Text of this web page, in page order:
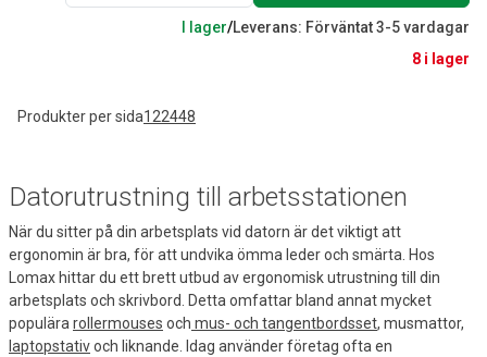
I lager/Leverans: Förväntat 3-5 vardagar
8 i lager
Produkter per sida122448
Datorutrustning till arbetsstationen
När du sitter på din arbetsplats vid datorn är det viktigt att
ergonomin är bra, för att undvika ömma leder och smärta. Hos
Lomax hittar du ett brett utbud av ergonomisk utrustning till din
arbetsplats och skrivbord. Detta omfattar bland annat mycket
populärarollermouses och mus- och tangentbordsset, musmattor,
laptopstativoch liknande. Idag använder företag ofta en